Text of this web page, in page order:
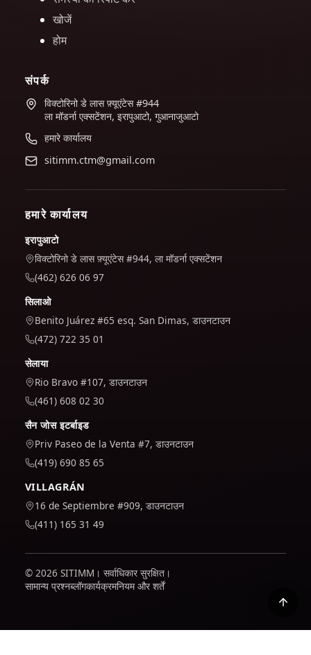
खोजें
होम
संपर्क
विक्टोरिनो डे लास फ़्यूएंटेस #944
ला मॉडर्ना एक्सटेंशन, इरापुआटो, गुआनाजुआटो
हमारे कार्यालय
sitimm.ctm@gmail.com
हमारे कार्यालय
इरापुआटो
विक्टोरिनो डे लास फ़्यूएंटेस #944, ला मॉडर्ना एक्सटेंशन
(462) 626 06 97
सिलाओ
Benito Juárez #65 esq. San Dimas, डाउनटाउन
(472) 722 35 01
सेलाया
Rio Bravo #107, डाउनटाउन
(461) 608 02 30
सैन जोस इटर्बाइड
Priv Paseo de la Venta #7, डाउनटाउन
(419) 690 85 65
VILLAGRÁN
16 de Septiembre #909, डाउनटाउन
(411) 165 31 49
© 2026 SITIMM। सर्वाधिकार सुरक्षित।
सामान्य प्रश्नब्लॉगकार्यक्रमनियम और शर्तें